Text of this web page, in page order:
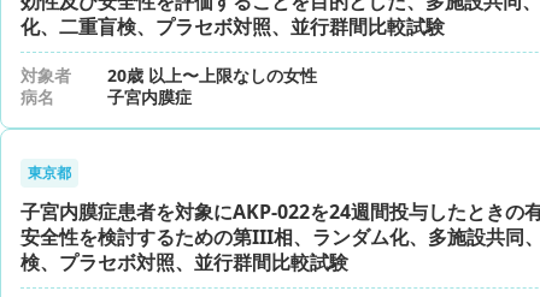
化、二重盲検、プラセボ対照、並行群間比較試験
対象者
20歳 以上〜上限なしの女性
病名
子宮内膜症
東京都
子宮内膜症患者を対象にAKP-022を24週間投与したときの
安全性を検討するための第III相、ランダム化、多施設共同
検、プラセボ対照、並行群間比較試験